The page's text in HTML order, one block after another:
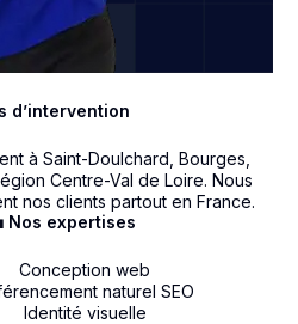
Nos expertises
Conception web
naturel SEO
Identité visuelle
d’intervention
à Saint-Doulchard, Bourges,
Centre-Val de Loire. Nous
nos clients partout en France.